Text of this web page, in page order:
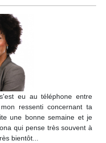
eu au téléphone entre
ressenti concernant ta
une bonne semaine et je
qui pense très souvent à
bientôt...